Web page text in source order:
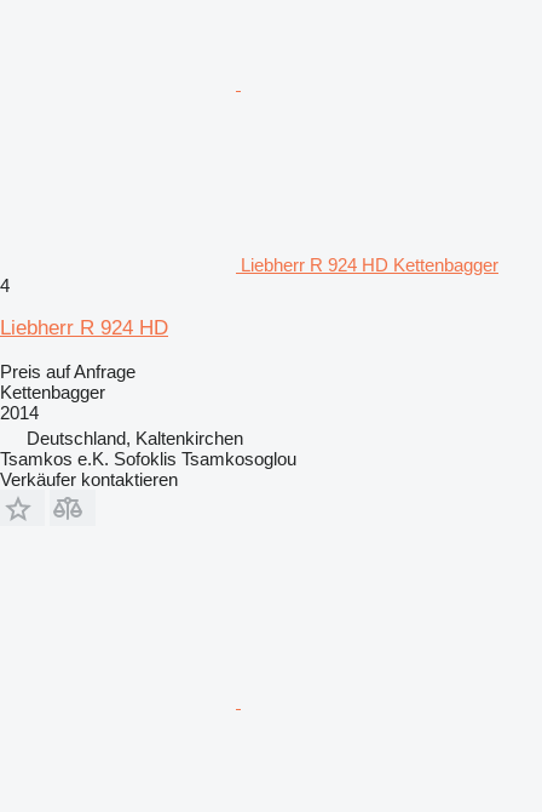
Liebherr R 924 HD Kettenbagger
4
Liebherr R 924 HD
Preis auf Anfrage
Kettenbagger
2014
Deutschland, Kaltenkirchen
Tsamkos e.K. Sofoklis Tsamkosoglou
Verkäufer kontaktieren